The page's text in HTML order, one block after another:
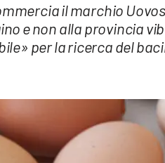
il marchio
e non alla provincia
per la ricerca del